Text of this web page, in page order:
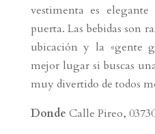
vestimenta es
puerta. Las bebidas son
ubicación y la «gente
mejor lugar si buscas
muy divertido de todos
Donde Calle Pireo,